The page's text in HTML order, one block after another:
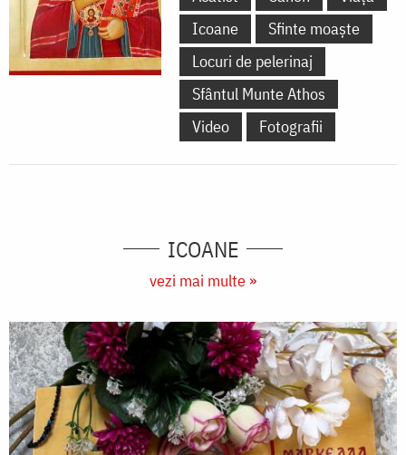
Icoane
Sfinte moaște
Locuri de pelerinaj
Sfântul Munte Athos
Video
Fotografii
ICOANE
vezi mai multe »